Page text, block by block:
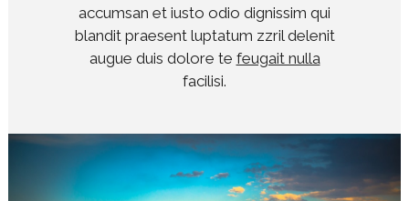
accumsan et iusto odio dignissim qui
blandit praesent luptatum zzril delenit
augue duis dolore te feugait nulla
facilisi.